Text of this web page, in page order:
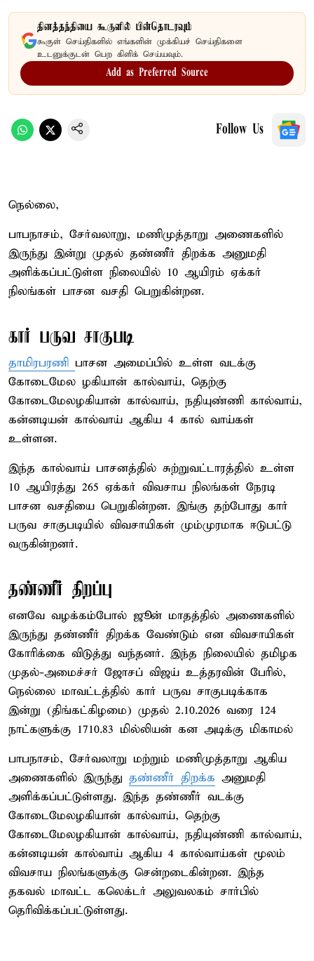
தினத்தந்தியை கூகுளில் பின்தொடரவும்
கூகுள் செய்திகளில் எங்களின் முக்கியச் செய்திகளை
உடனுக்குடன் பெற கிளிக் செய்யவும்.
Add as Preferred Source
Follow Us
நெல்லை,
பாபநாசம், சேர்வலாறு, மணிமுத்தாறு அணைகளில்
இருந்து இன்று முதல் தண்ணீர் திறக்க அனுமதி
அளிக்கப்பட்டுள்ள நிலையில் 10 ஆயிரம் ஏக்கர்
நிலங்கள் பாசன வசதி பெறுகின்றன.
கார் பருவ சாகுபடி
தாமிரபரணி பாசன அமைப்பில் உள்ள வடக்கு
கோடைமேல ழகியான் கால்வாய், தெற்கு
கோடைமேலழகியான் கால்வாய், நதியுண்ணி கால்வாய்,
கன்னடியன் கால்வாய் ஆகிய 4 கால் வாய்கள்
உள்ளன.
இந்த கால்வாய் பாசனத்தில் சுற்றுவட்டாரத்தில் உள்ள
10 ஆயிரத்து 265 ஏக்கர் விவசாய நிலங்கள் நேரடி
பாசன வசதியை பெறுகின்றன. இங்கு தற்போது கார்
பருவ சாகுபடியில் விவசாயிகள் மும்முரமாக ஈடுபட்டு
வருகின்றனர்.
தண்ணீர் திறப்பு
எனவே வழக்கம்போல் ஜூன் மாதத்தில் அணைகளில்
இருந்து தண்ணீர் திறக்க வேண்டும் என விவசாயிகள்
கோரிக்கை விடுத்து வந்தனர். இந்த நிலையில் தமிழக
முதல்-அமைச்சர் ஜோசப் விஜய் உத்தரவின் பேரில்,
நெல்லை மாவட்டத்தில் கார் பருவ சாகுபடிக்காக
இன்று (திங்கட்கிழமை) முதல் 2.10.2026 வரை 124
நாட்களுக்கு 1710.83 மில்லியன் கன அடிக்கு மிகாமல்
பாபநாசம், சேர்வலாறு மற்றும் மணிமுத்தாறு ஆகிய
அணைகளில் இருந்து தண்ணீர் திறக்க அனுமதி
அளிக்கப்பட்டுள்ளது. இந்த தண்ணீர் வடக்கு
கோடைமேலழகியான் கால்வாய், தெற்கு
கோடைமேலழகியான் கால்வாய், நதியுண்ணி கால்வாய்,
கன்னடியன் கால்வாய் ஆகிய 4 கால்வாய்கள் மூலம்
விவசாய நிலங்களுக்கு சென்றடைகின்றன. இந்த
தகவல் மாவட்ட கலெக்டர் அலுவலகம் சார்பில்
தெரிவிக்கப்பட்டுள்ளது.